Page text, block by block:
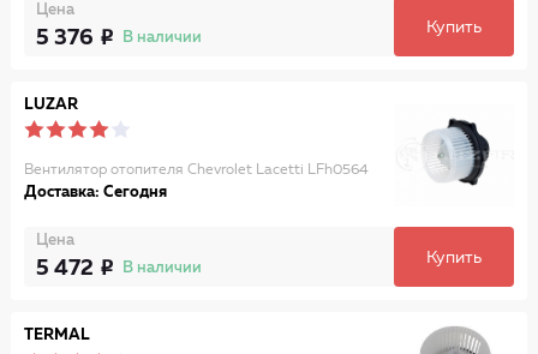
Цена
5 376 В наличии
Купить
LUZAR
Вентилятор отопителя Chevrolet Lacetti LFh0564
Доставка: Сегодня
Цена
5 472 В наличии
Купить
TERMAL